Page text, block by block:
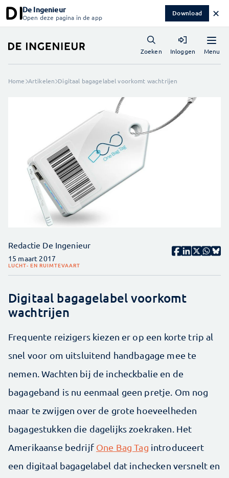
De Ingenieur
Open deze pagina in de app Download ✕
Menu
Zoeken Inloggen
Home Artikelen Digitaal bagagelabel voorkomt wachtrijen
Redactie De Ingenieur
15 maart 2017
LUCHT- EN RUIMTEVAART
Digitaal bagagelabel voorkomt
wachtrijen
Frequente reizigers kiezen er op een korte trip al
snel voor om uitsluitend handbagage mee te
nemen. Wachten bij de incheckbalie en de
bagageband is nu eenmaal geen pretje. Om nog
maar te zwijgen over de grote hoeveelheden
bagagestukken die dagelijks zoekraken. Het
Amerikaanse bedrijf One Bag Tag introduceert
een digitaal bagagelabel dat inchecken versnelt en